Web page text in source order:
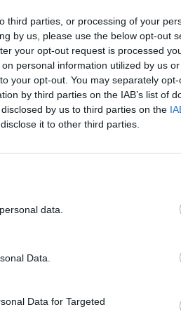
third parties, or processing of your
by us, please use the below opt-out
your opt-out request is processed
personal information utilized by us
your opt-out. You may separately
by third parties on the IAB’s list of
by us to third parties on the
it to other third parties.
data.
Data.
Data for Targeted
на регулативата за
во или се
усвоен со 543 гласа
до 31 декември, ги
и Херцеговина,
царински давачки
потекло од Западен
економии во
на Регулативата за
во или се
до 31 декември